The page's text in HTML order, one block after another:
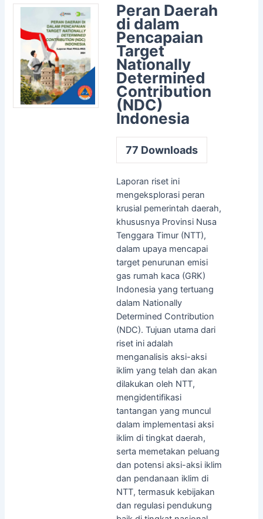
Peran Daerah
di dalam
Pencapaian
Target
Nationally
Determined
Contribution
(NDC)
Indonesia
77 Downloads
Laporan riset ini
mengeksplorasi peran
krusial pemerintah daerah,
khususnya Provinsi Nusa
Tenggara Timur (NTT),
dalam upaya mencapai
target penurunan emisi
gas rumah kaca (GRK)
Indonesia yang tertuang
dalam Nationally
Determined Contribution
(NDC). Tujuan utama dari
riset ini adalah
menganalisis aksi-aksi
iklim yang telah dan akan
dilakukan oleh NTT,
mengidentifikasi
tantangan yang muncul
dalam implementasi aksi
iklim di tingkat daerah,
serta memetakan peluang
dan potensi aksi-aksi iklim
dan pendanaan iklim di
NTT, termasuk kebijakan
dan regulasi pendukung